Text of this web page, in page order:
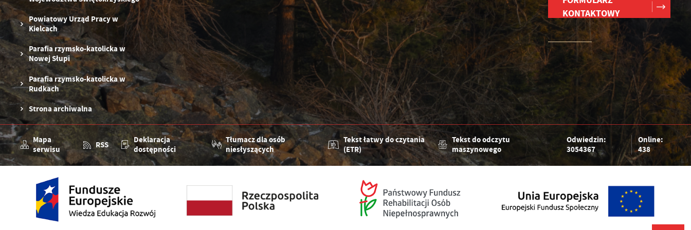
Powiatowy Urząd Pracy w
Kielcach
Parafia rzymsko-katolicka w
Nowej Słupi
Parafia rzymsko-katolicka w
Rudkach
Strona archiwalna
KONTAKTOWY
Mapa
serwisu
RSS
Deklaracja
dostępności
Tłumacz dla osób
niesłyszących
Tekst łatwy do czytania
(ETR)
Tekst do odczytu
maszynowego
Odwiedzin:
3054367
Online:
438